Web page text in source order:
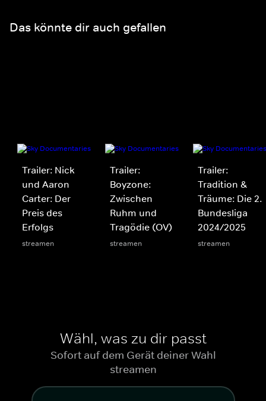
Das könnte dir auch gefallen
Trailer: Nick
und Aaron
Carter: Der
Preis des
Erfolgs
streamen
Trailer:
Boyzone:
Zwischen
Ruhm und
Tragödie (OV)
streamen
Trailer:
Tradition &
Träume: Die 2.
Bundesliga
2024/2025
streamen
Wähl, was zu dir passt
Sofort auf dem Gerät deiner Wahl
streamen